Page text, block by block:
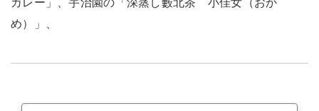
め）」、